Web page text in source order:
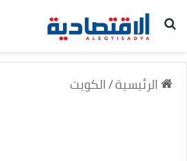
بحث عن
الرئيسية/الكويت